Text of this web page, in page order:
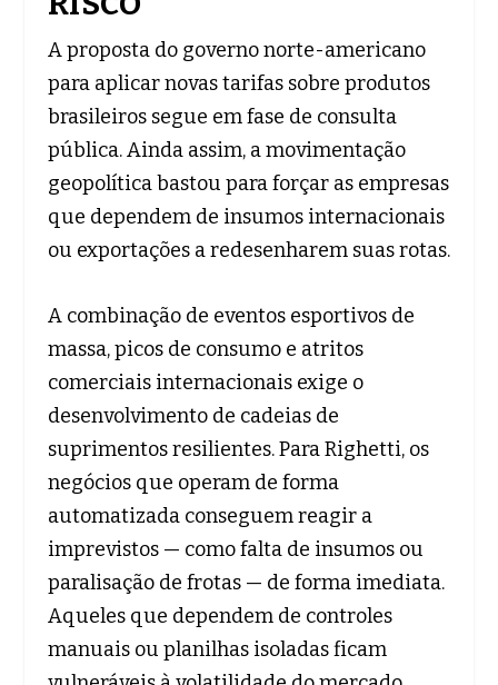
A proposta do governo norte-americano
para aplicar novas tarifas sobre produtos
brasileiros segue em fase de consulta
pública. Ainda assim, a movimentação
geopolítica bastou para forçar as empresas
que dependem de insumos internacionais
ou exportações a redesenharem suas rotas.
A combinação de eventos esportivos de
massa, picos de consumo e atritos
comerciais internacionais exige o
desenvolvimento de cadeias de
suprimentos resilientes. Para Righetti, os
negócios que operam de forma
automatizada conseguem reagir a
imprevistos — como falta de insumos ou
paralisação de frotas — de forma imediata.
Aqueles que dependem de controles
manuais ou planilhas isoladas ficam